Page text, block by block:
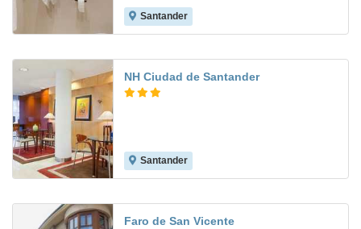
Santander
NH Ciudad de Santander
Santander
Faro de San Vicente